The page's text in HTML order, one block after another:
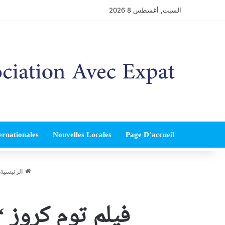
السبت, أغسطس 8 2026
Page D’accueil
Nouvelles Locales
الرئيسية